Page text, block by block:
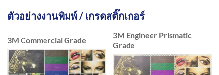
ตัวอย่างงานพิมพ์ / เกรดสติ๊กเกอร์
3M Commercial Grade
3M Engineer Prismatic
Grade